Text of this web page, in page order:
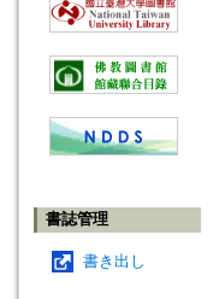
書誌管理
書き出し